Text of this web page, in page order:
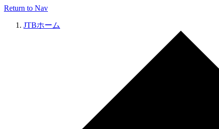
Return to Nav
JTBホーム